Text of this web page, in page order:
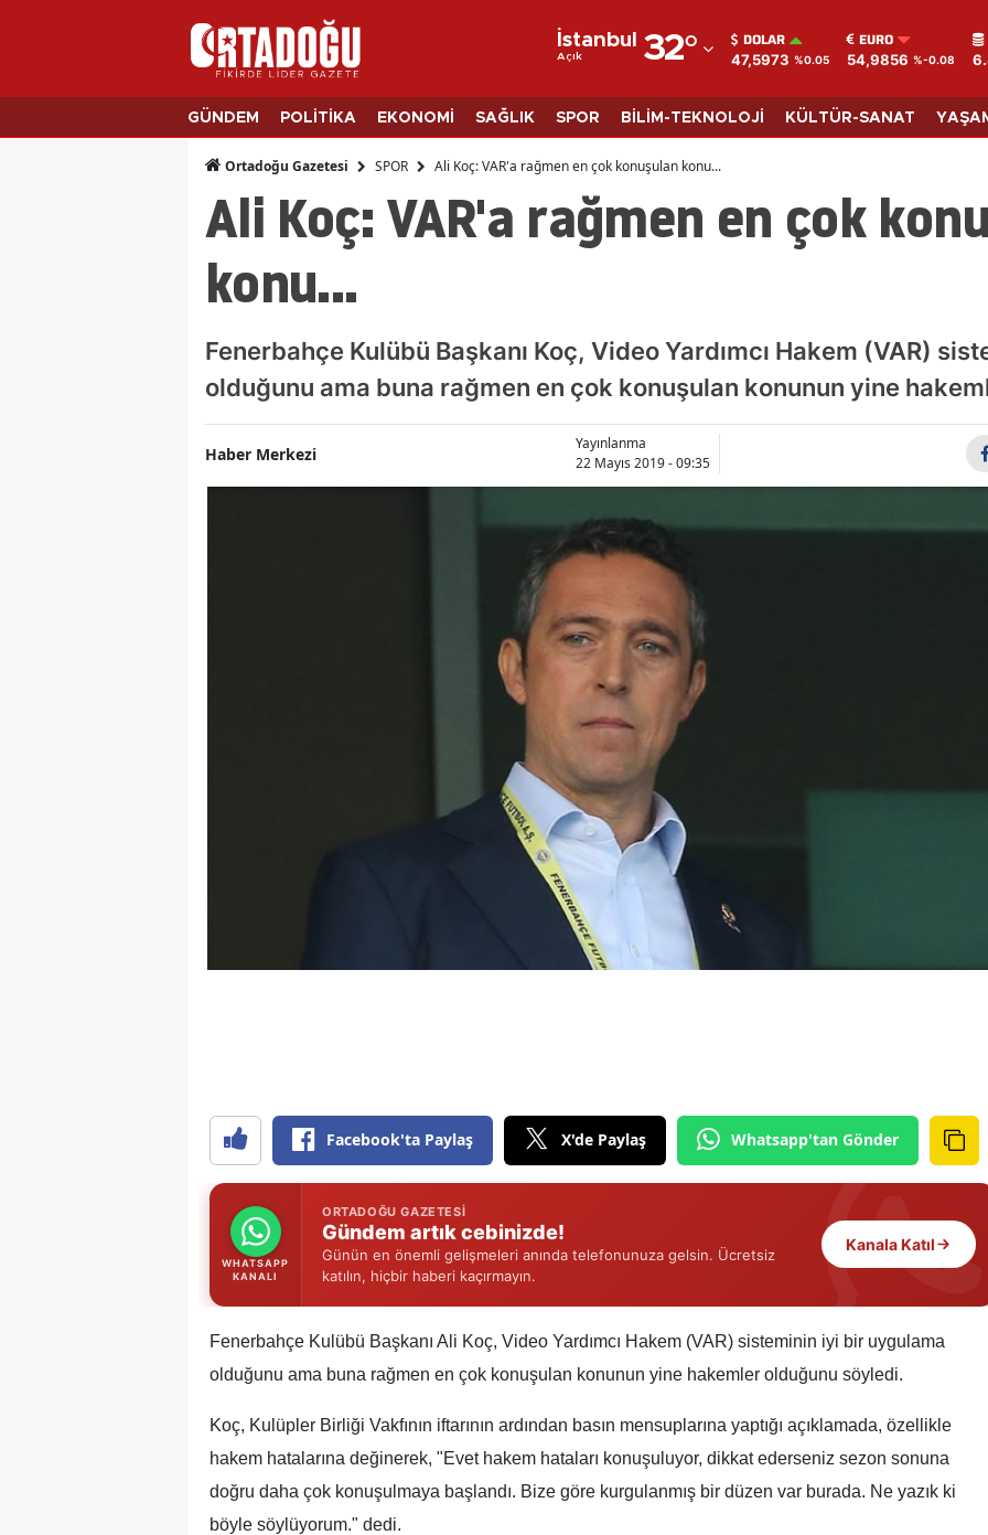
İstanbul
Açık 32°
Adana
Adıyaman
Afyonkarahisar
Ağrı
Amasya
Antalya
Artvin
Aydın
Balıkesir
Bilecik
Bingöl
Bitlis
Bolu
Burdur
Bursa
Çanakkale
Çankırı
Çorum
Denizli
Diyarbakır
Erzurum
Gümüşhane
Hakkari
Hatay
Isparta
DOLAR
47,5973 %0.05
EURO
54,9856 %-0.08
GÜNDEM POLİTİKA EKONOMİ SAĞLIK SPOR BİLİM-TEKNOLOJİ KÜLTÜR-SANAT
Ortadoğu Gazetesi SPOR Ali Koç: VAR'a rağmen en çok konuşulan konu...
Ali Koç: VAR'a rağmen en çok
konu...
Fenerbahçe Kulübü Başkanı Koç, Video Yardımcı Hakem (VAR)
olduğunu ama buna rağmen en çok konuşulan konunun yine
Haber Merkezi
Yayınlanma
22 Mayıs 2019 - 09:35
Facebook'ta Paylaş X'de Paylaş Whatsapp'tan Gönder
WHATSAPP
KANALI
ORTADOĞU GAZETESI
Gündem artık cebinizde!
Günün en önemli gelişmeleri anında telefonunuza gelsin. Ücretsiz
katılın, hiçbir haberi kaçırmayın.
Kanala Katıl
Fenerbahçe Kulübü Başkanı Ali Koç, Video Yardımcı Hakem (VAR) sisteminin iyi bir uygulama
olduğunu ama buna rağmen en çok konuşulan konunun yine hakemler olduğunu söyledi.
Koç, Kulüpler Birliği Vakfının iftarının ardından basın mensuplarına yaptığı açıklamada, özellikle
hakem hatalarına değinerek, "Evet hakem hataları konuşuluyor, dikkat ederseniz sezon sonuna
doğru daha çok konuşulmaya başlandı. Bize göre kurgulanmış bir düzen var burada. Ne yazık ki
böyle söylüyorum." dedi.
Çılgın Sayısal Loto
sonuçları nereden
sorgulanır,
kon...